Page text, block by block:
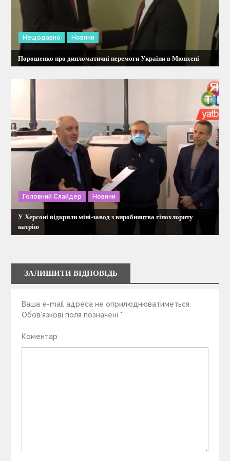
Нещодавно Новини
Порошенко про дипломатичні перемоги України в Мюнхені
Головний Слайдер Новини
У Херсоні відкрили міні-завод з виробництва гіпохлориту
натрію
ЗАЛИШИТИ ВІДПОВІДЬ
Ваша e-mail адреса не оприлюднюватиметься.
Обов’язкові поля позначені *
Коментар